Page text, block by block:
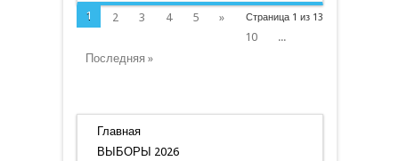
Страница 1 из 13
1 2 3 4 5
»
10
...
Последняя »
Главная
ВЫБОРЫ 2026